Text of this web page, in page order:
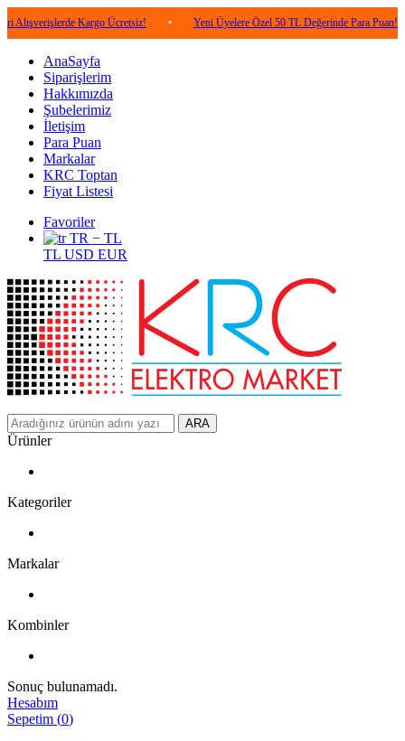
Kargo Ücretsiz! • Yeni Üyelere Özel 50 TL Değerinde Para Puan! •
AnaSayfa
Siparişlerim
Hakkımızda
Şubelerimiz
İletişim
Para Puan
Markalar
KRC Toptan
Fiyat Listesi
Favoriler
TR − TL
TL USD EUR
ARA
Ürünler
Kategoriler
Markalar
Kombinler
Sonuç bulunamadı.
Hesabım
Sepetim (0)